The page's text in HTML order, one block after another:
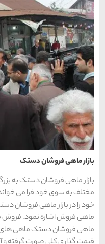
بازار ماهی فروشان دستک
بازار ماهی فروشان دستک به
مختلف به سوی خود فرا می
خود را در بازار ماهی فروشان
ماهی فروش اشاره نمود. فروش
ماهی فروشان دستک ماهی های